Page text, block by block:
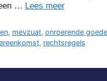
… Lees meer
, mevzuat, onroerende
, rechtsregels